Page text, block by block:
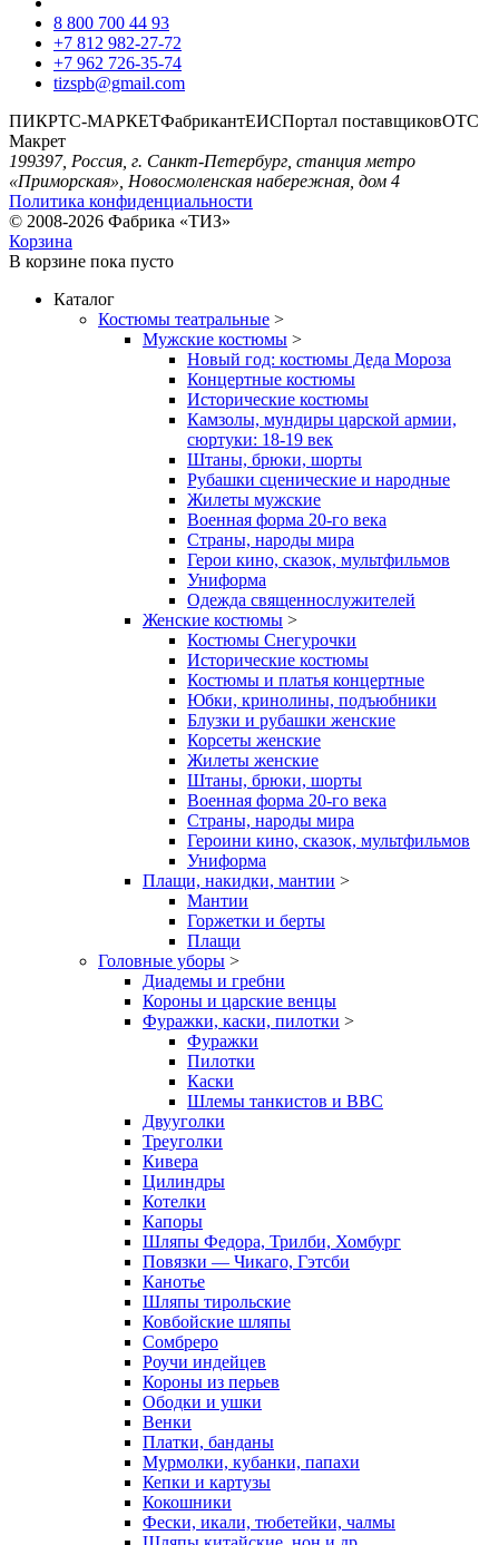
8 800 700 44 93
+7 812 982-27-72
+7 962 726-35-74
tizspb@gmail.com
ПИКРТС-МАРКЕТФабрикантЕИСПортал поставщиковОТС
Макрет
199397, Россия, г. Санкт-Петербург, станция метро
«Приморская», Новосмоленская набережная, дом 4
Политика конфиденциальности
© 2008-2026 Фабрика «ТИЗ»
Корзина
В корзине пока пусто
Каталог
Костюмы театральные >
Мужские костюмы >
Новый год: костюмы Деда Мороза
Концертные костюмы
Исторические костюмы
Камзолы, мундиры царской армии,
сюртуки: 18-19 век
Штаны, брюки, шорты
Рубашки сценические и народные
Жилеты мужские
Военная форма 20-го века
Страны, народы мира
Герои кино, сказок, мультфильмов
Униформа
Одежда священнослужителей
Женские костюмы >
Костюмы Снегурочки
Исторические костюмы
Костюмы и платья концертные
Юбки, кринолины, подъюбники
Блузки и рубашки женские
Корсеты женские
Жилеты женские
Штаны, брюки, шорты
Военная форма 20-го века
Страны, народы мира
Героини кино, сказок, мультфильмов
Униформа
Плащи, накидки, мантии >
Мантии
Горжетки и берты
Плащи
Головные уборы >
Диадемы и гребни
Короны и царские венцы
Фуражки, каски, пилотки >
Фуражки
Пилотки
Каски
Шлемы танкистов и ВВС
Двууголки
Треуголки
Кивера
Цилиндры
Котелки
Капоры
Шляпы Федора, Трилби, Хомбург
Повязки — Чикаго, Гэтсби
Канотье
Шляпы тирольские
Ковбойские шляпы
Сомбреро
Роучи индейцев
Короны из перьев
Ободки и ушки
Венки
Платки, банданы
Мурмолки, кубанки, папахи
Кепки и картузы
Кокошники
Фески, икали, тюбетейки, чалмы